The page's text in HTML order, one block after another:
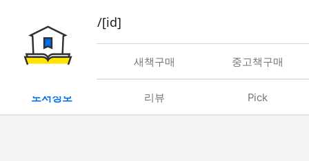
book/rent/[id]
대여 새책구매 중고책구매
도서정보 리뷰 Pick